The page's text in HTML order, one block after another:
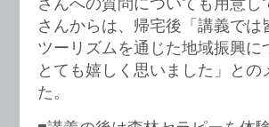
さんへの質問についても用意
さんからは、帰宅後「講義で
ツーリズムを通じた地域振興
とても嬉しく思いました」と
た。